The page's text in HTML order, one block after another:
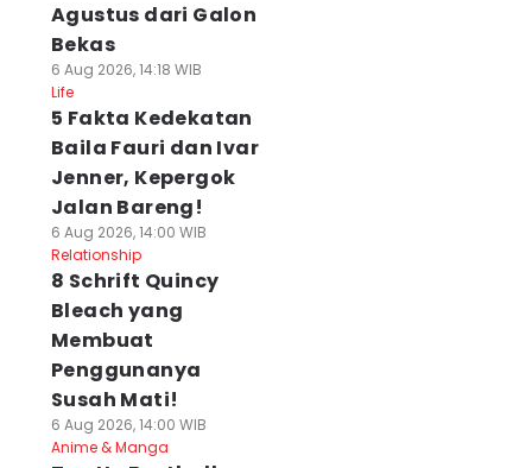
Agustus dari Galon
Bekas
6 Aug 2026, 14:18 WIB
Life
5 Fakta Kedekatan
Baila Fauri dan Ivar
Jenner, Kepergok
Jalan Bareng!
6 Aug 2026, 14:00 WIB
Relationship
8 Schrift Quincy
Bleach yang
Membuat
Penggunanya
Susah Mati!
6 Aug 2026, 14:00 WIB
Anime & Manga